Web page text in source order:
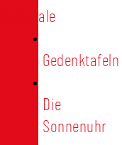
Denkmale
Gedenktafeln
Die
Sonnenuhr